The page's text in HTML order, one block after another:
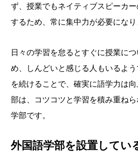
ず、授業でもネイティブスピーカ
するため、常に集中力が必要になり
日々の学習を怠るとすぐに授業に
め、しんどいと感じる人もいるよ
を続けることで、確実に語学力は
部は、コツコツと学習を積み重ね
学部です。
外国語学部を設置してい